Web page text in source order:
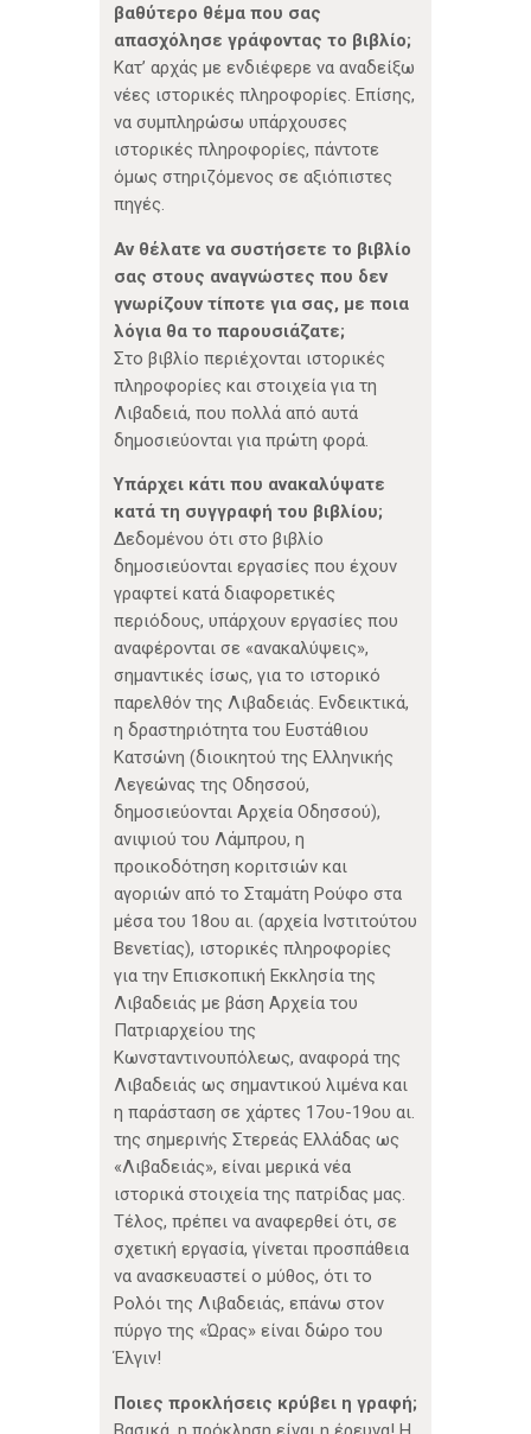
βαθύτερο θέμα που σας
απασχόλησε γράφοντας το βιβλίο;
Κατ’ αρχάς με ενδιέφερε να αναδείξω
νέες ιστορικές πληροφορίες. Επίσης,
να συμπληρώσω υπάρχουσες
ιστορικές πληροφορίες, πάντοτε
όμως στηριζόμενος σε αξιόπιστες
πηγές.
Αν θέλατε να συστήσετε το βιβλίο
σας στους αναγνώστες που δεν
γνωρίζουν τίποτε για σας, με ποια
λόγια θα το παρουσιάζατε;
Στο βιβλίο περιέχονται ιστορικές
πληροφορίες και στοιχεία για τη
Λιβαδειά, που πολλά από αυτά
δημοσιεύονται για πρώτη φορά.
Υπάρχει κάτι που ανακαλύψατε
κατά τη συγγραφή του βιβλίου;
Δεδομένου ότι στο βιβλίο
δημοσιεύονται εργασίες που έχουν
γραφτεί κατά διαφορετικές
περιόδους, υπάρχουν εργασίες που
αναφέρονται σε «ανακαλύψεις»,
σημαντικές ίσως, για το ιστορικό
παρελθόν της Λιβαδειάς. Ενδεικτικά,
η δραστηριότητα του Ευστάθιου
Κατσώνη (διοικητού της Ελληνικής
Λεγεώνας της Οδησσού,
δημοσιεύονται Αρχεία Οδησσού),
ανιψιού του Λάμπρου, η
προικοδότηση κοριτσιών και
αγοριών από το Σταμάτη Ρούφο στα
μέσα του 18ου αι. (αρχεία Ινστιτούτου
Βενετίας), ιστορικές πληροφορίες
για την Επισκοπική Εκκλησία της
Λιβαδειάς με βάση Αρχεία του
Πατριαρχείου της
Κωνσταντινουπόλεως, αναφορά της
Λιβαδειάς ως σημαντικού λιμένα και
η παράσταση σε χάρτες 17ου-19ου αι.
της σημερινής Στερεάς Ελλάδας ως
«Λιβαδειάς», είναι μερικά νέα
ιστορικά στοιχεία της πατρίδας μας.
Τέλος, πρέπει να αναφερθεί ότι, σε
σχετική εργασία, γίνεται προσπάθεια
να ανασκευαστεί ο μύθος, ότι το
Ρολόι της Λιβαδειάς, επάνω στον
πύργο της «Ώρας» είναι δώρο του
Έλγιν!
Ποιες προκλήσεις κρύβει η γραφή;